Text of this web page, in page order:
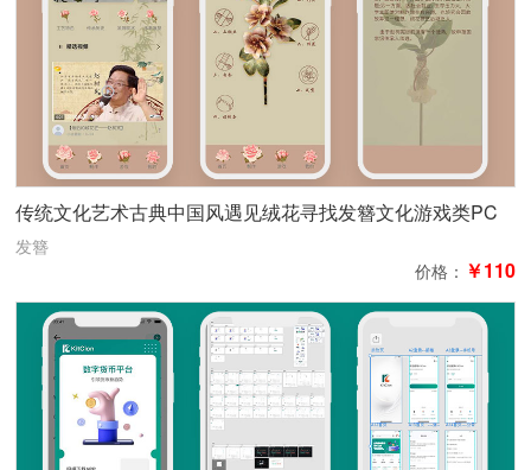
传统文化艺术古典中国风遇见绒花寻找发簪文化游戏类PC
和移动
发簪
价格： ￥110